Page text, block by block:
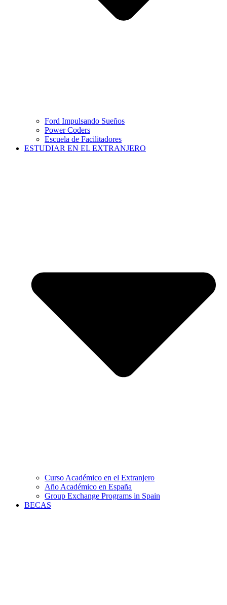
Ford Impulsando Sueños
Power Coders
Escuela de Facilitadores
ESTUDIAR EN EL EXTRANJERO
Curso Académico en el Extranjero
Año Académico en España
Group Exchange Programs in Spain
BECAS